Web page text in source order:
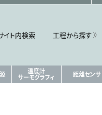
イト内検索
工程から探す
温度計
サーモグラフィ 距離センサ